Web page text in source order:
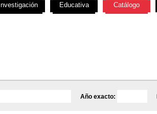
Año exacto:
Investigación Educativa Catálogo